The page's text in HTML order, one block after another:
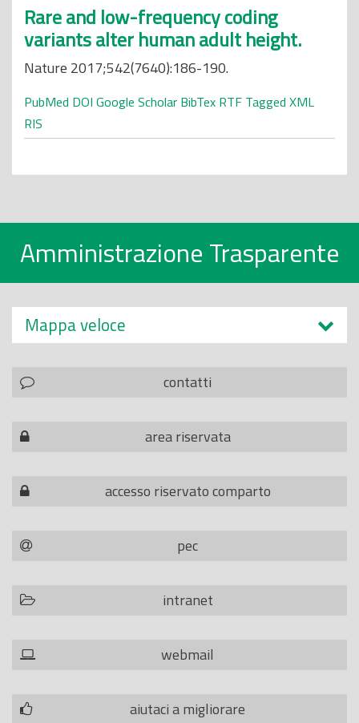
Rare and low-frequency coding
variants alter human adult height.
Nature 2017;542(7640):186-190.
PubMed DOI Google Scholar BibTex RTF Tagged XML
RIS
Amministrazione Trasparente
Mappa veloce
contatti
area riservata
accesso riservato comparto
pec
intranet
webmail
aiutaci a migliorare